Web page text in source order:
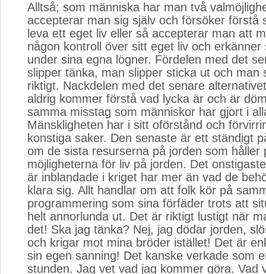
Alltså; som människa har man två
accepterar man sig själv och försöker förstå
leva ett eget liv eller så accepterar man att
någon kontroll över sitt eget liv och erkänner
under sina egna lögner. Fördelen med det
slipper tänka, man slipper sticka ut och man
riktigt. Nackdelen med det senare
aldrig kommer förstå vad lycka är och är
samma misstag som människor har gjort i
Mänskligheten har i sitt oförstånd och
konstiga saker. Den senaste är ett ständigt
om de sista resurserna på jorden som håller
möjligheterna för liv på jorden. Det
är inblandade i kriget har mer än vad de
klara sig. Allt handlar om att folk kör på
programmering som sina förfäder trots att
helt annorlunda ut. Det är riktigt lustigt när
det! Ska jag tänka? Nej, jag dödar jorden,
och krigar mot mina bröder istället! Det är
sin egen sanning! Det kanske verkade som
stunden. Jag vet vad jag kommer göra. Vad